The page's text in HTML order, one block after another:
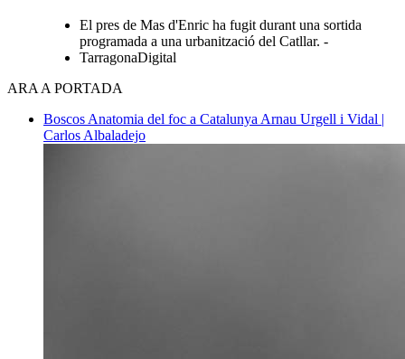
El pres de Mas d'Enric ha fugit durant una sortida
programada a una urbanització del Catllar. -
TarragonaDigital
ARA A PORTADA
Boscos Anatomia del foc a Catalunya Arnau Urgell i Vidal |
Carlos Albaladejo